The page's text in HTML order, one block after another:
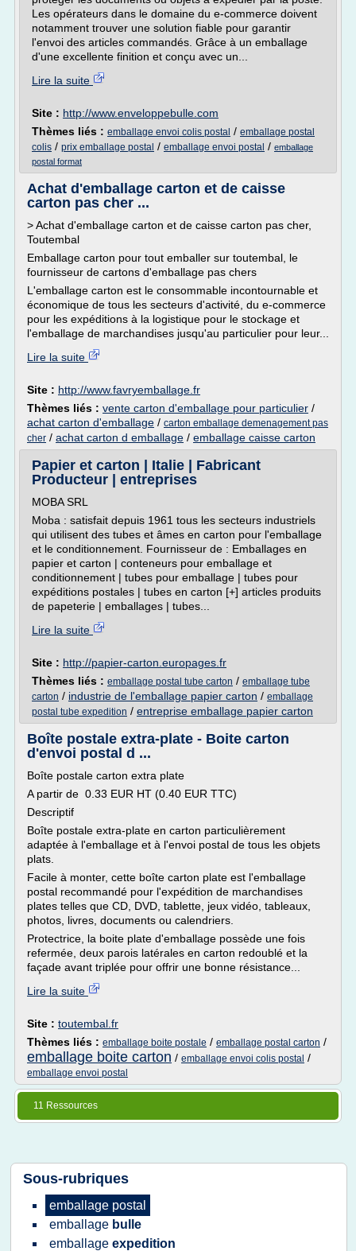
Les opérateurs dans le domaine du e-commerce doivent
notamment trouver une solution fiable pour garantir
l'envoi des articles commandés. Grâce à un emballage
d'une excellente finition et conçu avec un...
Lire la suite
Site : http://www.enveloppebulle.com
Thèmes liés : emballage envoi colis postal / emballage postal
colis / prix emballage postal / emballage envoi postal / emballage
postal format
Achat d'emballage carton et de caisse
carton pas cher ...
> Achat d'emballage carton et de caisse carton pas cher,
Toutembal
Emballage carton pour tout emballer sur toutembal, le
fournisseur de cartons d'emballage pas chers
L'emballage carton est le consommable incontournable et
économique de tous les secteurs d'activité, du e-commerce
pour les expéditions à la logistique pour le stockage et
l'emballage de marchandises jusqu'au particulier pour leur...
Lire la suite
Site : http://www.favryemballage.fr
Thèmes liés : vente carton d'emballage pour particulier /
achat carton d'emballage / carton emballage demenagement pas
cher / achat carton d emballage / emballage caisse carton
Papier et carton | Italie | Fabricant
Producteur | entreprises
MOBA SRL
Moba : satisfait depuis 1961 tous les secteurs industriels
qui utilisent des tubes et âmes en carton pour l'emballage
et le conditionnement. Fournisseur de : Emballages en
papier et carton | conteneurs pour emballage et
conditionnement | tubes pour emballage | tubes pour
expéditions postales | tubes en carton [+] articles produits
de papeterie | emballages | tubes...
Lire la suite
Site : http://papier-carton.europages.fr
Thèmes liés : emballage postal tube carton / emballage tube
carton / industrie de l'emballage papier carton / emballage
postal tube expedition / entreprise emballage papier carton
Boîte postale extra-plate - Boite carton
d'envoi postal d ...
Boîte postale carton extra plate
A partir de 0.33 EUR HT (0.40 EUR TTC)
Descriptif
Boîte postale extra-plate en carton particulièrement
adaptée à l'emballage et à l'envoi postal de tous les objets
plats.
Facile à monter, cette boîte carton plate est l'emballage
postal recommandé pour l'expédition de marchandises
plates telles que CD, DVD, tablette, jeux vidéo, tableaux,
photos, livres, documents ou calendriers.
Protectrice, la boite plate d'emballage possède une fois
refermée, deux parois latérales en carton redoublé et la
façade avant triplée pour offrir une bonne résistance...
Lire la suite
Site : toutembal.fr
Thèmes liés : emballage boite postale / emballage postal carton /
emballage boite carton / emballage envoi colis postal /
emballage envoi postal
11 Ressources
Sous-rubriques
emballage postal
emballage bulle
emballage expedition